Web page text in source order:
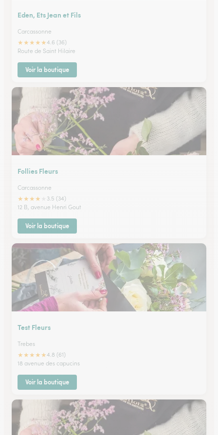
Eden, Ets Jean et Fils
Carcassonne
★★★★★4.6 (36)
Route de Saint Hilaire
Voir la boutique
Follies Fleurs
Carcassonne
★★★★
3.5 (34)
12 B, avenue Henri Gout
Voir la boutique
Test Fleurs
Trebes
★★★★★4.8 (61)
18 avenue des capucins
Voir la boutique